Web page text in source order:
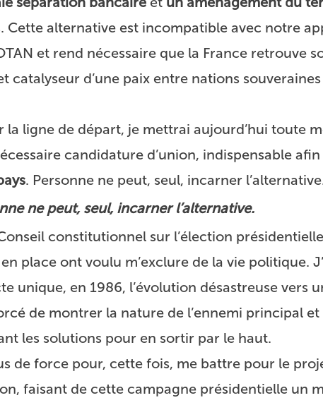
Cette alternative est incompatible avec notre
et rend nécessaire que la France retrouve
catalyseur d’une paix entre nations
la ligne de départ, je mettrai aujourd’hui toute
candidature d’union, indispensable
. Personne ne peut, seul, incarner
ne peut, seul, incarner l’alternative.
constitutionnel sur l’élection
place ont voulu m’exclure de la vie politique.
unique, en 1986, l’évolution désastreuse vers
de montrer la nature de l’ennemi principal et
les solutions pour en sortir par le haut.
de force pour, cette fois, me battre pour le
faisant de cette campagne présidentielle un